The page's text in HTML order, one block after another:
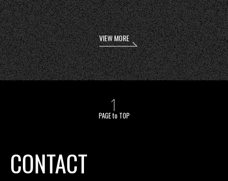
VIEW MORE
PAGE to TOP
CONTACT